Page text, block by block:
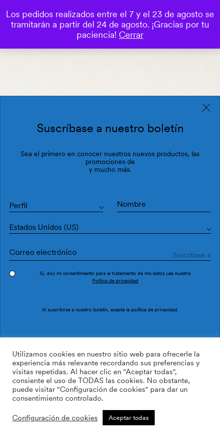
0
Ref. M3033-2
113.64$ /m2
Suscríbase a nuestro boletín
Sea el primero en conocer nuestros nuevos productos, las
promociones de
y mucho más.
Perfil
Estados Unidos (US)
Sí, doy mi consentimiento para el tratamiento de mis datos Lea nuestra
Política de privacidad
Al suscribirse a nuestro boletín, acepta la política de privacidad
Utilizamos cookies en nuestro sitio web para ofrecerle la
experiencia más relevante recordando sus preferencias y
visitas repetidas. Al hacer clic en "Aceptar todas",
consiente el uso de TODAS las cookies. No obstante,
puede visitar "Configuración de cookies" para dar un
consentimiento controlado.
Configuración de cookies Aceptar todas
Los pedidos realizados entre el 7 y el 23 de agosto se
tramitarán a partir del 24 de agosto. ¡Gracias por tu
paciencia! Cerrar